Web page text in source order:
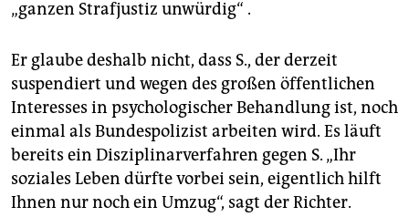
„ganzen Strafjustiz unwürdig“ .
Er glaube deshalb nicht, dass S., der derzeit
suspendiert und wegen des großen öffentlichen
Interesses in psychologischer Behandlung ist, noch
einmal als Bundespolizist arbeiten wird. Es läuft
bereits ein Disziplinarverfahren gegen S. „Ihr
soziales Leben dürfte vorbei sein, eigentlich hilft
Ihnen nur noch ein Umzug“, sagt der Richter.